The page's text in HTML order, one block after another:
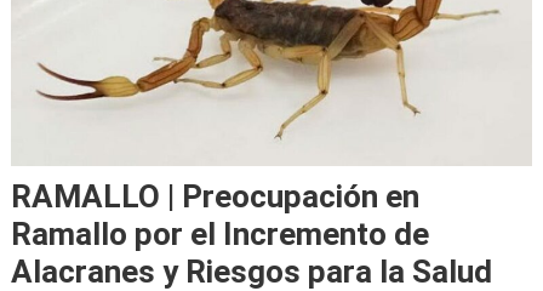
RAMALLO | Preocupación en
Ramallo por el Incremento de
Alacranes y Riesgos para la Salud